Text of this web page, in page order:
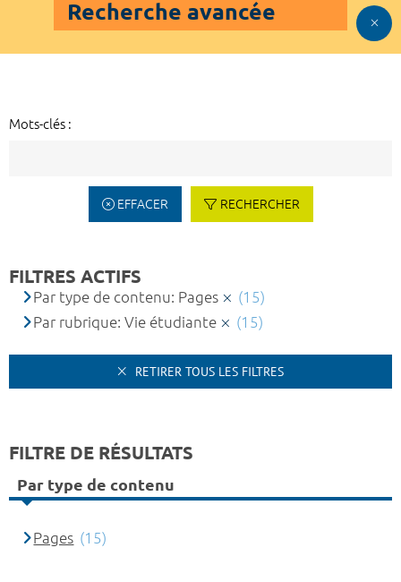
Recherche avancée
Mots-clés :
EFFACER RECHERCHER
FILTRES ACTIFS
Par type de contenu: Pages
(15)
Par rubrique: Vie étudiante
(15)
RETIRER TOUS LES FILTRES
FILTRE DE RÉSULTATS
Par type de contenu
Pages (15)